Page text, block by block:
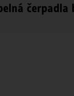
čerpadla